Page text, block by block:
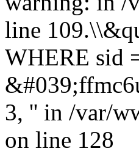
line
WHERE sid
3, '' in /var/
on line 128